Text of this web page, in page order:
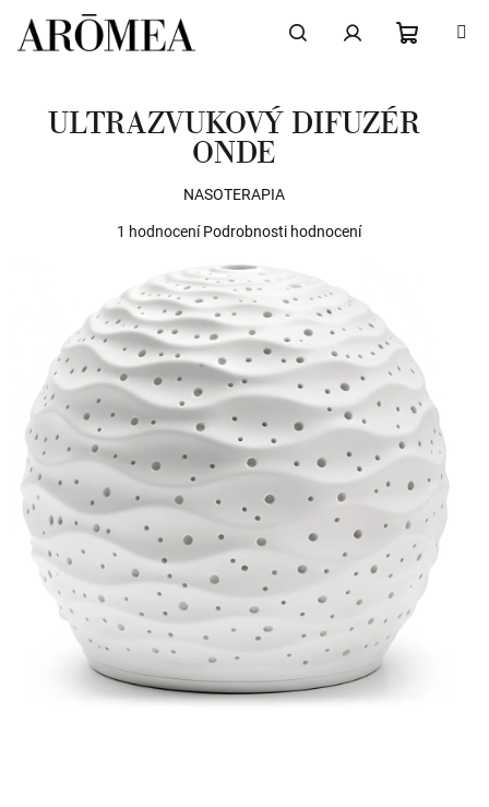
obsah
KOŠÍK
ULTRAZVUKOVÝ DIFUZÉR
ONDE
NASOTERAPIA
Průměrné
produktu
je
5,0
z
5
hvězdiček.
1 hodnocení Podrobnosti hodnocení